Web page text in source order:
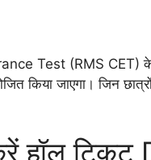
Test (RMS CET)
किया जाएगा। जिन
हॉल